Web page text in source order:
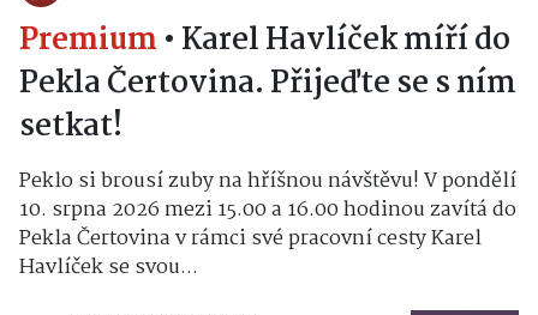
Premium • Karel Havlíček míří do
Pekla Čertovina. Přijeďte se s ním
setkat!
Peklo si brousí zuby na hříšnou návštěvu! V pondělí
10. srpna 2026 mezi 15.00 a 16.00 hodinou zavítá do
Pekla Čertovina v rámci své pracovní cesty Karel
Havlíček se svou...